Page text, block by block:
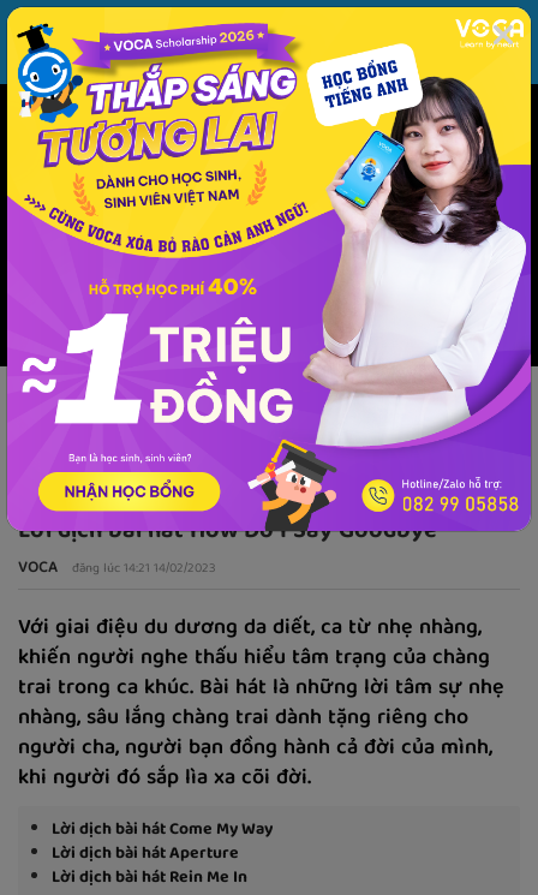
MENU ĐĂNG NHẬP
VOCA Từ vựng Ngữ pháp Mẫu câu Học phát âm Giao tiếp Luyện viết
Lời dịch
Âm nhạc
Lời dịch
Lời dịch bài hát How Do I Say Goodbye
VOCA đăng lúc 14:21 14/02/2023
Với giai điệu du dương da diết, ca từ nhẹ nhàng,
khiến người nghe thấu hiểu tâm trạng của chàng
trai trong ca khúc. Bài hát là những lời tâm sự nhẹ
nhàng, sâu lắng chàng trai dành tặng riêng cho
người cha, người bạn đồng hành cả đời của mình,
khi người đó sắp lìa xa cõi đời.
Lời dịch bài hát Come My Way
Lời dịch bài hát Aperture
Lời dịch bài hát Rein Me In